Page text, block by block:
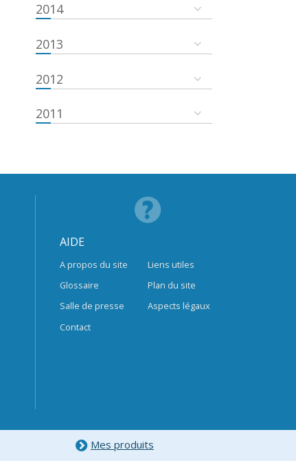
2014
2013
2012
2011
AIDE
A propos du site
Glossaire
Salle de presse
Contact
Liens utiles
Plan du site
Aspects légaux
Mes produits